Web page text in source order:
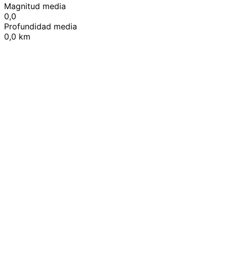
Magnitud media
0,0
Profundidad media
0,0 km